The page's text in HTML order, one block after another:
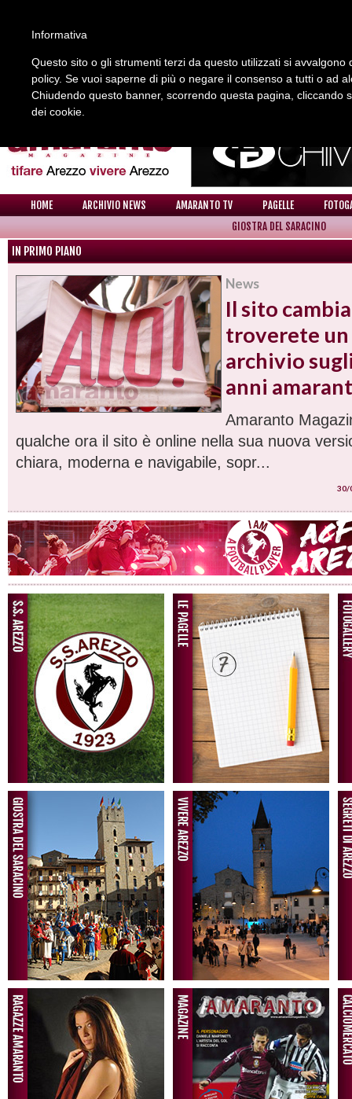
REDAZIONE COLLABORA CON NOI CONTATTI
HOME ARCHIVIO NEWS AMARANTO TV PAGELLE
GIOSTRA DEL SARACINO
IN PRIMO PIANO
News
Il sito
troverete un
archivio
anni
Amaranto
qualche ora il sito è online nella sua nuova
chiara, moderna e navigabile, sopr...
30/
Informativa
Questo sito o gli strumenti terzi da questo utilizzati si
policy. Se vuoi saperne di più o negare il consenso a tutti o ad
Chiudendo questo banner, scorrendo questa pagina, cliccando
dei cookie.